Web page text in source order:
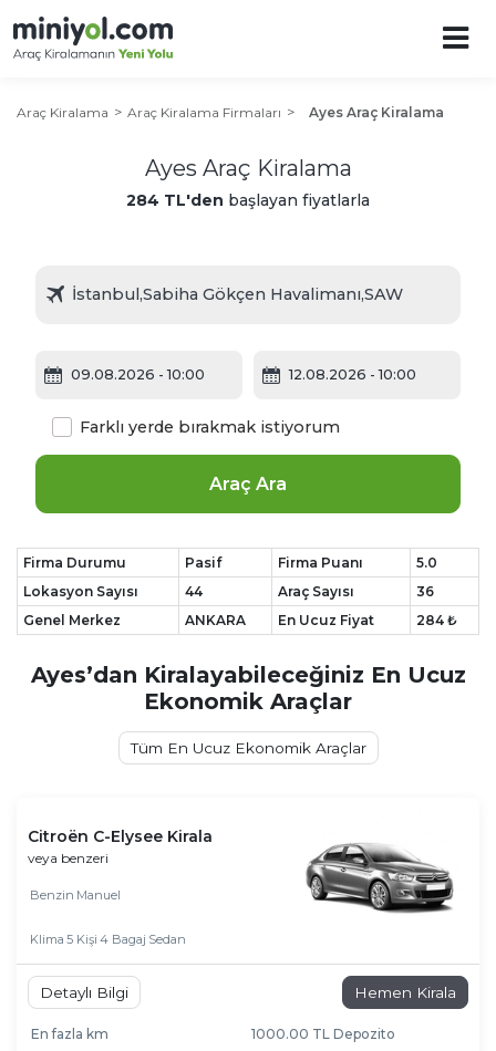
Araç Kiralama Araç Kiralama Firmaları Ayes Araç Kiralama
Ayes Araç Kiralama
284 TL'den başlayan fiyatlarla
09.08.2026 - 10:00 12.08.2026 - 10:00
Araç Ara
Farklı yerde bırakmak istiyorum
Firma Durumu Pasif Firma Puanı
5.0
Lokasyon Sayısı
44 Araç Sayısı
36
Genel Merkez
ANKARA En Ucuz Fiyat 284 ₺
Ayes’dan Kiralayabileceğiniz En Ucuz
Ekonomik Araçlar
Tüm En Ucuz Ekonomik Araçlar
Citroën C-Elysee Kirala
veya benzeri
Benzin Manuel
Klima 5 Kişi 4 Bagaj Sedan
Detaylı Bilgi Hemen Kirala
En fazla km
1000.00 TL Depozito